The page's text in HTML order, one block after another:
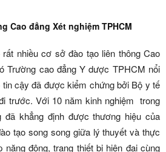
Cao đẳng Xét nghiệm TPHCM
nhiều cơ sở đào tạo liên thông Cao
Trường cao đẳng Y dược TPHCM nổi
tin cậy đã được kiểm chứng bởi Bộ y tế
trước. Với 10 năm kinh nghiệm trong
đã khẳng định được thương hiệu của
tạo song song giữa lý thuyết và thực
năng động, trang thiết bị hiện đại cùng